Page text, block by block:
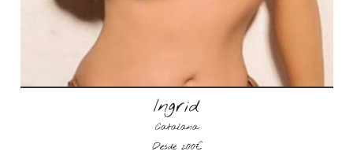
Ingrid
Catalana
Desde 200€